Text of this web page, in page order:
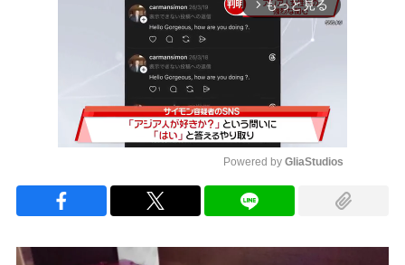
arrow_forward_ios もっと見る
Powered by GliaStudios